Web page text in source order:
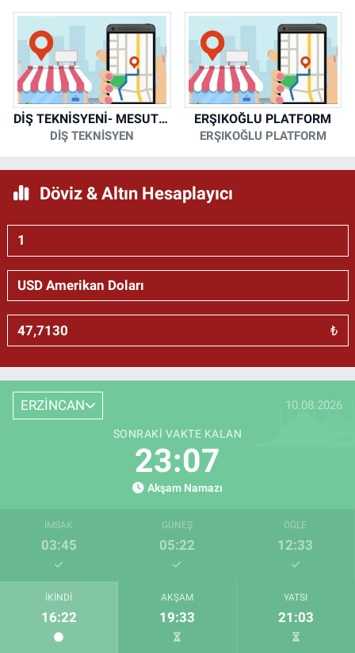
DİŞ TEKNİSYENİ- MESUT KORKMAZ
DİŞ TEKNİSYEN
ERŞIKOĞLU PLATFORM
ERŞIKOĞLU PLATFORM
Döviz & Altın Hesaplayıcı
₺
ERZİNCAN 10.08.2026
SONRAKI VAKTE KALAN
23:07
Akşam Namazı
İMSAK
03:45
GÜNEŞ
05:22
ÖĞLE
12:33
İKINDI
16:22
AKŞAM
19:33
YATSI
21:03